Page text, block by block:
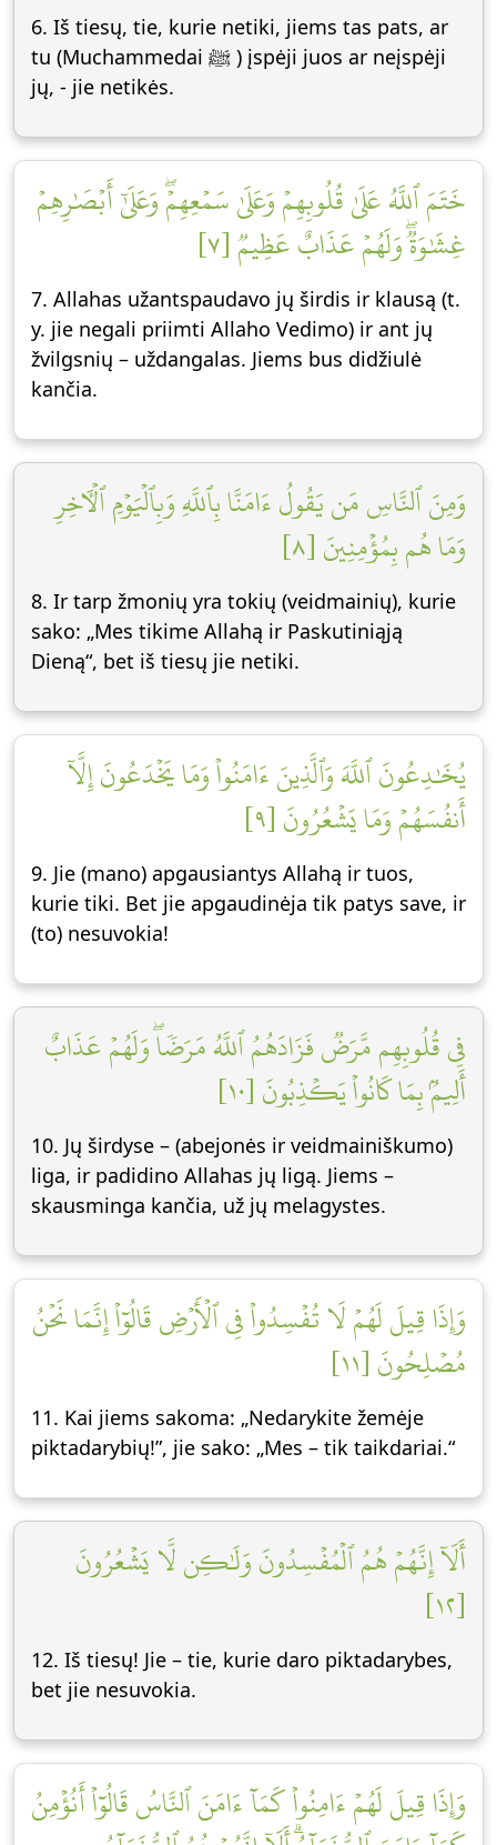
6. Iš tiesų, tie, kurie netiki, jiems tas pats, ar
tu (Muchammedai ﷺ ) įspėji juos ar neįspėji
jų, - jie netikės.
خَتَمَ ٱللَّهُ عَلَىٰ قُلُوبِهِمۡ وَعَلَىٰ سَمۡعِهِمۡۖ وَعَلَىٰٓ أَبۡصَٰرِهِمۡ
غِشَٰوَةٞۖ وَلَهُمۡ عَذَابٌ عَظِيمٞ [٧]
7. Allahas užantspaudavo jų širdis ir klausą (t.
y. jie negali priimti Allaho Vedimo) ir ant jų
žvilgsnių – uždangalas. Jiems bus didžiulė
kančia.
وَمِنَ ٱلنَّاسِ مَن يَقُولُ ءَامَنَّا بِٱللَّهِ وَبِٱلۡيَوۡمِ ٱلۡأٓخِرِ
وَمَا هُم بِمُؤۡمِنِينَ [٨]
8. Ir tarp žmonių yra tokių (veidmainių), kurie
sako: „Mes tikime Allahą ir Paskutiniąją
Dieną“, bet iš tiesų jie netiki.
يُخَٰدِعُونَ ٱللَّهَ وَٱلَّذِينَ ءَامَنُواْ وَمَا يَخۡدَعُونَ إِلَّآ
أَنفُسَهُمۡ وَمَا يَشۡعُرُونَ [٩]
9. Jie (mano) apgausiantys Allahą ir tuos,
kurie tiki. Bet jie apgaudinėja tik patys save, ir
(to) nesuvokia!
فِي قُلُوبِهِم مَّرَضٞ فَزَادَهُمُ ٱللَّهُ مَرَضٗاۖ وَلَهُمۡ عَذَابٌ
أَلِيمُۢ بِمَا كَانُواْ يَكۡذِبُونَ [١٠]
10. Jų širdyse – (abejonės ir veidmainiškumo)
liga, ir padidino Allahas jų ligą. Jiems –
skausminga kančia, už jų melagystes.
وَإِذَا قِيلَ لَهُمۡ لَا تُفۡسِدُواْ فِي ٱلۡأَرۡضِ قَالُوٓاْ إِنَّمَا نَحۡنُ
مُصۡلِحُونَ [١١]
11. Kai jiems sakoma: „Nedarykite žemėje
piktadarybių!”, jie sako: „Mes – tik taikdariai.“
أَلَآ إِنَّهُمۡ هُمُ ٱلۡمُفۡسِدُونَ وَلَٰكِن لَّا يَشۡعُرُونَ
[١٢]
12. Iš tiesų! Jie – tie, kurie daro piktadarybes,
bet jie nesuvokia.
وَإِذَا قِيلَ لَهُمۡ ءَامِنُواْ كَمَآ ءَامَنَ ٱلنَّاسُ قَالُوٓاْ أَنُؤۡمِنُ